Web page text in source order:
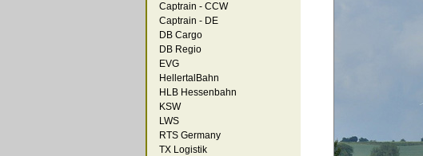
Captrain - CCW
Captrain - DE
DB Cargo
DB Regio
EVG
HellertalBahn
HLB Hessenbahn
KSW
LWS
RTS Germany
TX Logistik